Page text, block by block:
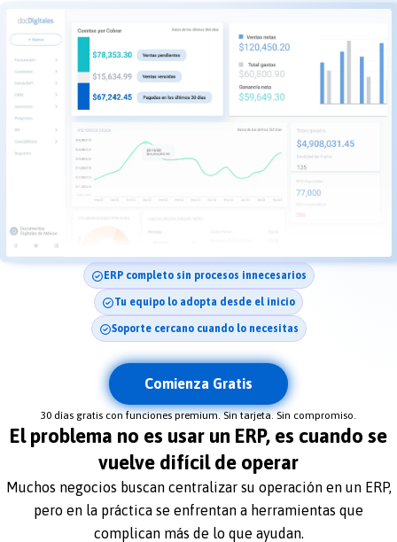
ERP completo sin procesos innecesarios
Tu equipo lo adopta desde el inicio
Soporte cercano cuando lo necesitas
Comienza Gratis
30 días gratis con funciones premium. Sin tarjeta. Sin compromiso.
El problema no es usar un ERP, es cuando se
vuelve difícil de operar
Muchos negocios buscan centralizar su operación en un ERP,
pero en la práctica se enfrentan a herramientas que
complican más de lo que ayudan.